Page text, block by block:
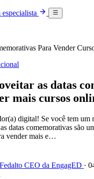
Para Vender
as datas
mais cursos
digital! Se você tem um
datas comemorativas são
vender mais e…
CEO da EngagED ·